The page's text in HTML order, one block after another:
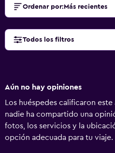
Ordenar por: Más recientes
Todos los filtros
Aún no hay opiniones
Los huéspedes calificaron
nadie ha compartido una
fotos, los servicios y la
opción adecuada para tu viaje.